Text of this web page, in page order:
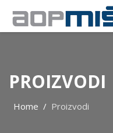
PROIZVODI
Home Proizvodi